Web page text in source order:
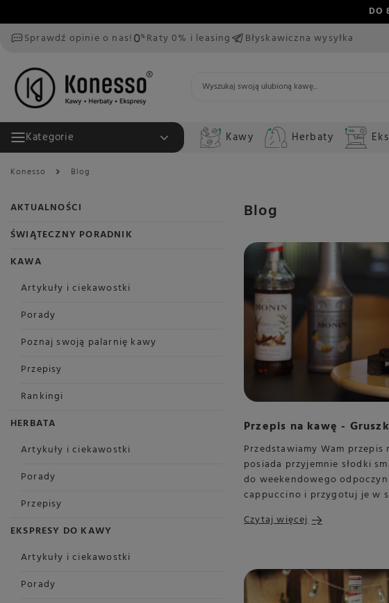
DO
Sprawdź opinie o nas!
Raty 0% i leasing Błyskawiczna wysyłka
Kategorie Kawy Herbaty
Konesso Blog
AKTUALNOŚCI
ŚWIĄTECZNY PORADNIK
KAWA
Artykuły i ciekawostki
Porady
Poznaj swoją palarnię kawy
Przepisy
Rankingi
HERBATA
Artykuły i ciekawostki
Porady
Przepisy
EKSPRESY DO KAWY
Artykuły i ciekawostki
Porady
Blog
Przepis na kawę -
Przedstawiamy Wam
posiada przyjemnie słodki
do weekendowego
cappuccino i przygotuj je w
Czytaj więcej